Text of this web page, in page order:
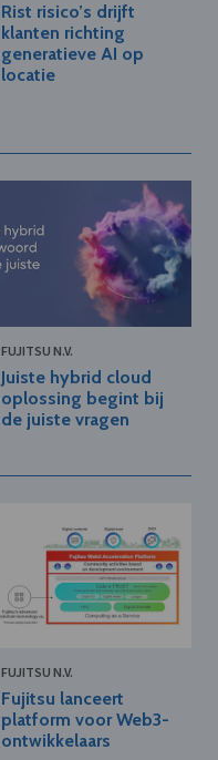
Rist risico’s drijft
klanten richting
generatieve AI op
locatie
FUJITSU N.V.
Juiste hybrid cloud
oplossing begint bij
de juiste vragen
FUJITSU N.V.
Fujitsu lanceert
platform voor Web3-
ontwikkelaars